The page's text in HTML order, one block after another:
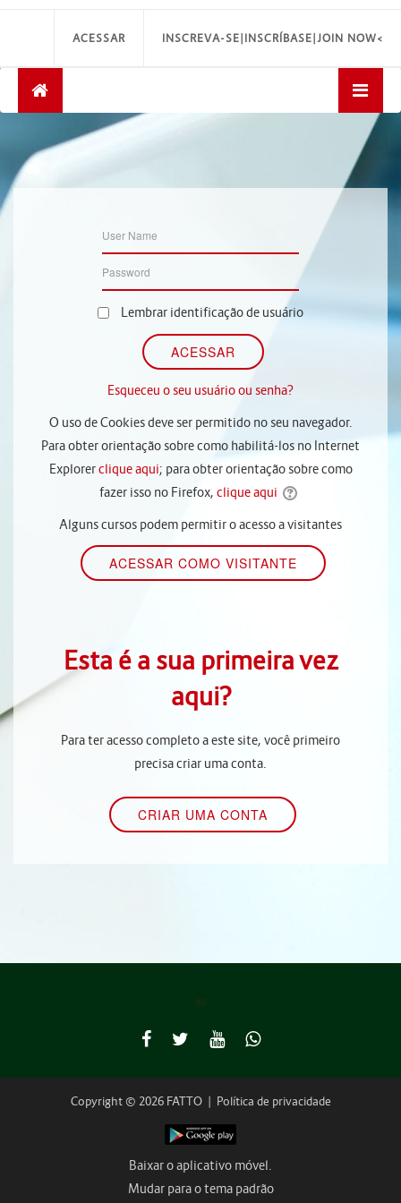
INSCREVA-SE|INSCRÍBASE|JOIN NOW<
ACESSAR
Lembrar identificação de usuário
Esqueceu o seu usuário ou senha?
O uso de Cookies deve ser permitido no seu navegador.
Para obter orientação sobre como habilitá-los no Internet
Explorerclique aqui; para obter orientação sobre como
fazer isso no Firefox, clique aqui
Alguns cursos podem permitir o acesso a visitantes
Esta é a sua primeira vez
aqui?
Para ter acesso completo a este site, você primeiro
precisa criar uma conta.
Copyright © 2026 FATTO | Política de privacidade
Baixar o aplicativo móvel.
Mudar para o tema padrão